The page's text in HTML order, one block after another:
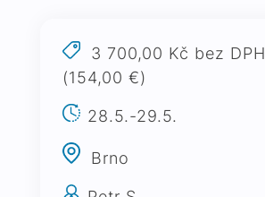
3 700,00 Kč bez DPH
(154,00 €)
28.5.-29.5.
Brno